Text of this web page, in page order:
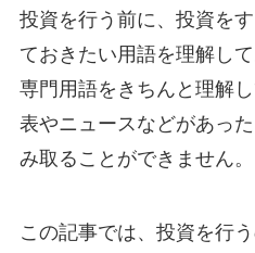
投資を行う前に、投資を
ておきたい用語を理解し
専門用語をきちんと理解
表やニュースなどがあっ
み取ることができません。
この記事では、投資を行